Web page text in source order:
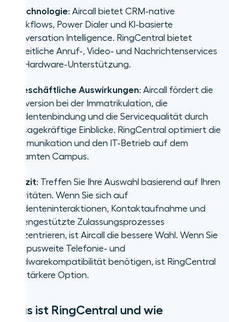
Technologie: Aircall bietet CRM-native
Workflows, Power Dialer und KI-basierte
Conversation Intelligence. RingCentral bietet
einheitliche Anruf-, Video- und Nachrichtenservices
mit Hardware-Unterstützung.
Geschäftliche Auswirkungen: Aircall fördert die
Conversion bei der Immatrikulation, die
Studentenbindung und die Servicequalität durch
aussagekräftige Einblicke. RingCentral optimiert die
Kommunikation und den IT-Betrieb auf dem
gesamten Campus.
Fazit: Treffen Sie Ihre Auswahl basierend auf Ihren
Prioritäten. Wenn Sie sich auf
Studenteninteraktionen, Kontaktaufnahme und
datengestützte Zulassungsprozesses
konzentrieren, ist Aircall die bessere Wahl. Wenn Sie
campusweite Telefonie- und
Hardwarekompatibilität benötigen, ist RingCentral
die stärkere Option.
Was ist RingCentral und wie